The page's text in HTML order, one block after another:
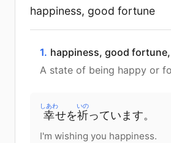
happiness, good fortune
1. happiness, good
A state of being happy or
幸
しあわ
せを祈
いの
っています。
I'm wishing you happiness.